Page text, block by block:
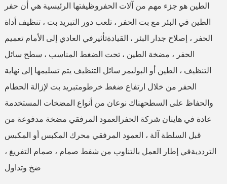
الطين هو جزء مهم من آلات الحفروظيفتها الرئيسية هي أن حفر
الطين في البئر مع بت الحفر ، تلعب دور التبريد بت ، تنظيف أداة
الحفر ، إصلاح جدار البئر ، القيادةتأثيرفي العادي إلى الأمام تعميم
الحفر ، مضخة الطين ، تحت الضغط المناسب ، سطح سائل
التنظيف ، الطين أو البوليمر سائل التنظيف يتم تسليمها إلى نهاية
الحفر من خلال ارتفاع ضغط خرطومتبريد بت لإزالة الحطام
والحفاظ على السطحهناك نوعان من أنواع المضخات المستخدمة
عادة في هاينان شركة الحفرالعمود المرفقي مضخة مدفوعة من
قبل السلطة آلة ، العمود المرفقي محرك المكبس أو المكبس
التردديةفي إطار العمل بالتناوب من شفط صمام ، صمام التفريغ ،
ضخ وتداول